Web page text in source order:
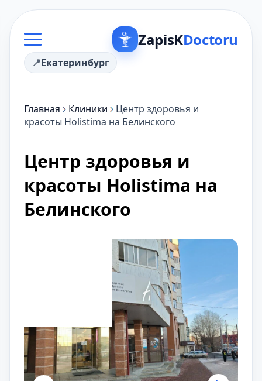
ZapisKDoctoru
Екатеринбург
Главная Клиники
Центр здоровья и
красоты Holistima на Белинского
Центр здоровья и
красоты Holistima на
Белинского